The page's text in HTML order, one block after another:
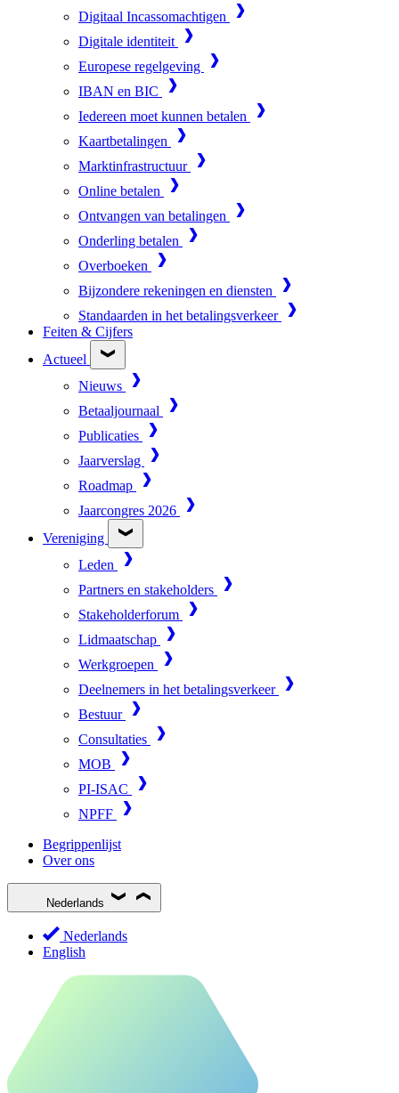
Digitaal Incassomachtigen
Digitale identiteit
Europese regelgeving
IBAN en BIC
Iedereen moet kunnen betalen
Kaartbetalingen
Marktinfrastructuur
Online betalen
Ontvangen van betalingen
Onderling betalen
Overboeken
Bijzondere rekeningen en diensten
Standaarden in het betalingsverkeer
Feiten & Cijfers
Actueel
Nieuws
Betaaljournaal
Publicaties
Jaarverslag
Roadmap
Jaarcongres 2026
Vereniging
Leden
Partners en stakeholders
Stakeholderforum
Lidmaatschap
Werkgroepen
Deelnemers in het betalingsverkeer
Bestuur
Consultaties
MOB
PI-ISAC
NPFF
Begrippenlijst
Over ons
Nederlands
Nederlands
English